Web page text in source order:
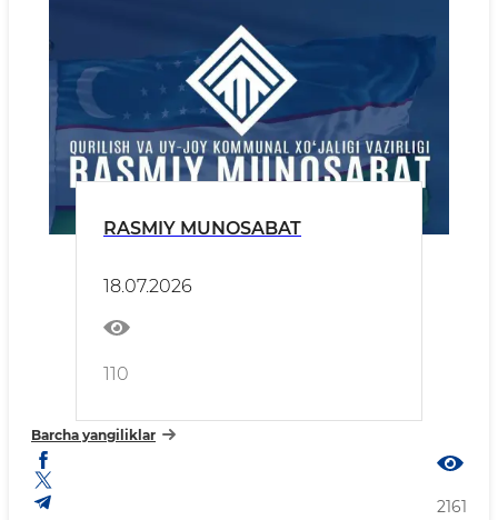
RASMIY MUNOSABAT
18.07.2026
110
Barcha yangiliklar
2161